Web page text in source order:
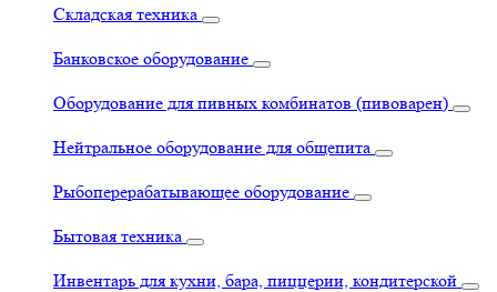
Складская техника
Банковское оборудование
Оборудование для пивных комбинатов (пивоварен)
Нейтральное оборудование для общепита
Рыбоперерабатывающее оборудование
Бытовая техника
Инвентарь для кухни, бара, пиццерии, кондитерской